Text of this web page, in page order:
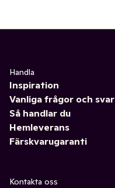
Handla
Inspiration
Vanliga frågor och svar
Så handlar du
Hemleverans
Färskvarugaranti
Kontakta oss